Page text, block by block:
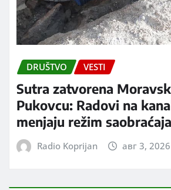
DRUŠTVO VESTI
Sutra zatvorena
Pukovcu: Radovi na
menjaju režim saobraćaja
Radio Koprijan авг 3, 2026